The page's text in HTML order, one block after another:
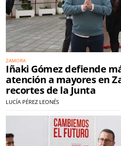
ZAMORA
Iñaki Gómez defiende
atención a mayores en
recortes de la Junta
LUCÍA PÉREZ LEONÉS